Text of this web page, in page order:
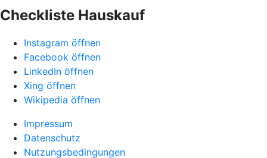
Checkliste Hauskauf
Instagram öffnen
Facebook öffnen
LinkedIn öffnen
Xing öffnen
Wikipedia öffnen
Impressum
Datenschutz
Nutzungsbedingungen